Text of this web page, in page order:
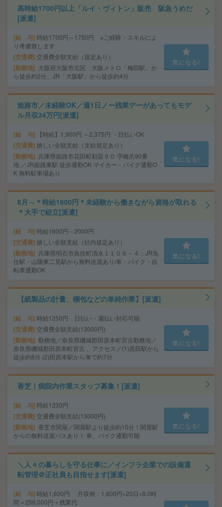
高時給1700円以上「ルイ・ヴィトン」販売 阪急うめだ
[派遣]
給 与 時給1700円～1750円 ※ご経験・スキルによ
り考慮致します
交通費 交通費全額支給（規定あり）
勤務地
大阪府大阪市北区 大阪メトロ「梅田駅」か
ら徒歩約2分、JR「大阪駅」から徒歩約4分
気になる!
姫路市／未経験OK／週1日ノー残業デーがあってもモデ
ル月収34万円[派遣]
給 与 【時給】1,900円 ～2,375円 ・日払いOK
交通費 嬉しい全額支給（支給規定あり）
勤務地 兵庫県姫路市花田町勅旨９０ 字橋爪90番
地 ／JR姫路東駅 徒歩通勤OK マイカー・バイク通勤O
K 無料駐車場あり
気になる!
8月～＊時給1600円＊未経験から働きながら資格が取れる
＊大手で組立[派遣]
給 与 時給1600円～2000円
交通費 嬉しい全額支給（社内規定あり）
勤務地 兵庫県明石市魚住町清水１１０６－４：JR魚
住駅・山陽東二見駅から無料送迎あり/車・バイク・自
転車通勤OK
気になる!
【紙製品の計量、梱包などの単純作業】[派遣]
給 与 時給1250円 日払い・週払い対応可能
交通費 交通費全額支給(13000円)
勤務地 勤務地／奈良県磯城郡田原本町宮古勤務地／
奈良県磯城郡田原本町宮古 、アクセス／(1)黒田駅から
徒歩約8分 (2)田原本駅から車で約7分
気になる!
香芝｜病院内作業スタッフ募集！[派遣]
給 与 時給1230円
交通費 交通費全額支給(13000円)
勤務地 香芝市関屋／関屋駅より徒歩約15分！関屋駅
からの無料送迎バスあり！ 車、バイク通勤可能
気になる!
＼人々の暮らしを守る仕事に／インフラ企業での設備運
転管理＠正社員も目指せます[派遣]
給 与 時給1,600円 月収例：1,600円×20日×8.0時
間＝256,000円＋残業代